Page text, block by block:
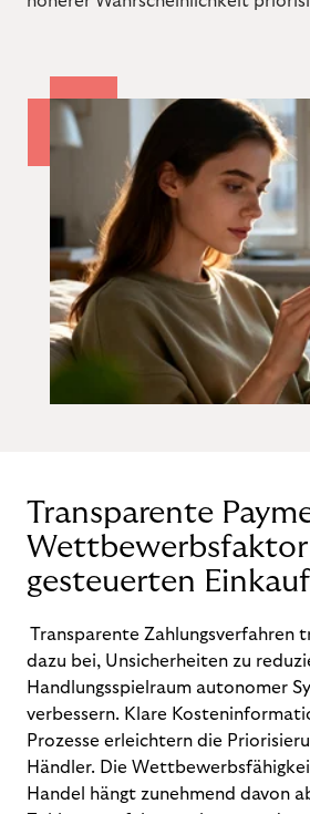
Transparente
gesteuerten Einkauf
Transparente Zahlungsverfahren
dazu bei, Unsicherheiten zu
Handlungsspielraum autonomer
verbessern. Klare
Prozesse erleichtern die
Händler. Die
Handel hängt zunehmend davon